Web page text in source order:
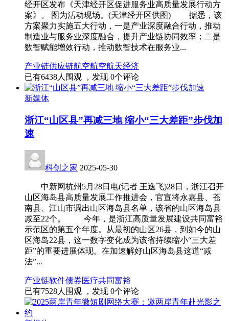
经开区发布《天津经开区促进服务业高质量发展行动方
案》。 图为活动现场。(天津经开区供图) 据悉，该
方案聚力实施五大行动，一是产业深度融合行动，推动
制造业与服务业深度融合，提升产业链协同效率；二是
数智赋能增效行动，推动数智技术在服务业...
产业链供应链航空航空航天经济
已有6438人围观 ，发现 0个评论
新媒体
浙江“山区县”再减三地 缩小“三大差距”步伐加
速
科创之家 2025-05-30
中新网杭州5月28日电(记者 王逸飞)28日，浙江召开
山区海岛县高质量发展工作推进会，官宣将永嘉县、苍
南县、江山市调出山区海岛县名单，该省的山区海岛县
减至22个。 今年，是浙江高质量发展建设共同富裕
示范区的第五个年度。从最初的山区26县，到如今的山
区海岛22县，这一数字变化成为该省持续缩小“三大差
距”的重要进展体现。在加速解好山区海岛县这道“减
法”...
产业链软件债券医疗共同富裕
已有7528人围观 ，发现 0个评论